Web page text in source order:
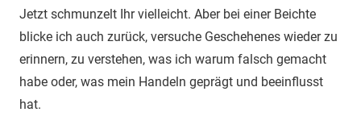
Jetzt schmunzelt Ihr vielleicht. Aber bei einer Beichte
blicke ich auch zurück, versuche Geschehenes wieder zu
erinnern, zu verstehen, was ich warum falsch gemacht
habe oder, was mein Handeln geprägt und beeinflusst
hat.